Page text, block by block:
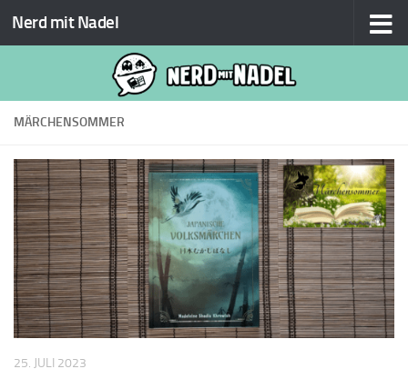
Zum Inhalt springen
Nerd mit Nadel
MÄRCHENSOMMER
25. JULI 2023